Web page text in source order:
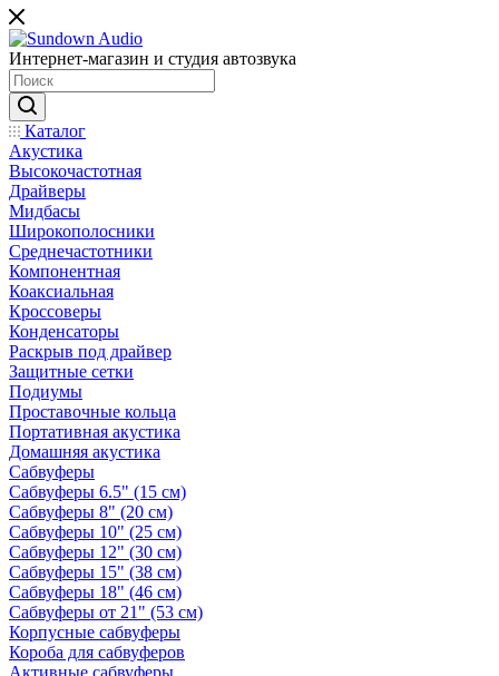
Интернет-магазин и студия автозвука
Каталог
Акустика
Высокочастотная
Драйверы
Мидбасы
Широкополосники
Среднечастотники
Компонентная
Коаксиальная
Кроссоверы
Конденсаторы
Раскрыв под драйвер
Защитные сетки
Подиумы
Проставочные кольца
Портативная акустика
Домашняя акустика
Сабвуферы
Сабвуферы 6.5" (15 см)
Сабвуферы 8" (20 см)
Сабвуферы 10" (25 см)
Сабвуферы 12" (30 см)
Сабвуферы 15" (38 см)
Сабвуферы 18" (46 см)
Сабвуферы от 21" (53 см)
Корпусные сабвуферы
Короба для сабвуферов
Активные сабвуферы